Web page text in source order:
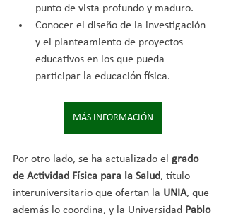
punto de vista profundo y maduro.
Conocer el diseño de la investigación
y el planteamiento de proyectos
educativos en los que pueda
participar la educación física.
MÁS INFORMACIÓN
Por otro lado, se ha actualizado el grado
de Actividad Física para la Salud, título
interuniversitario que ofertan la UNIA, que
además lo coordina, y la Universidad Pablo